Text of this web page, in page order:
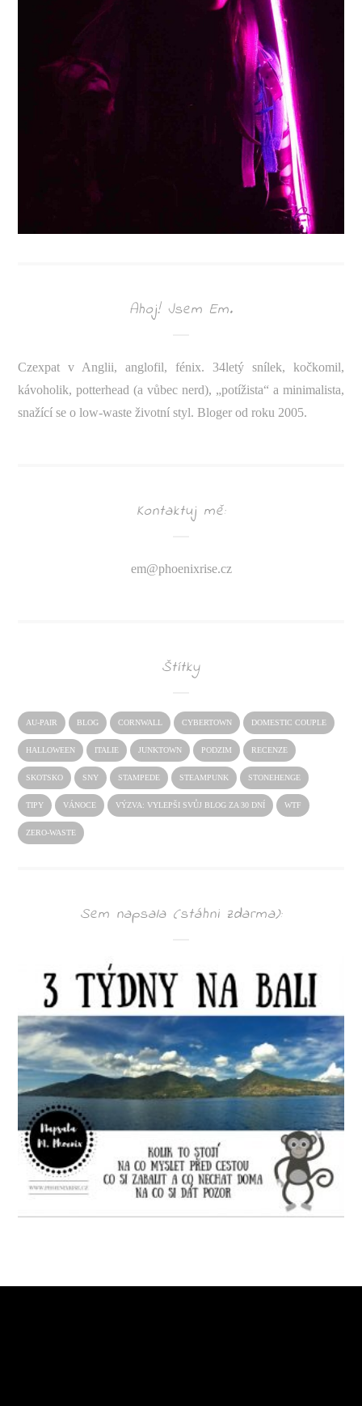
Ahoj! Jsem Em.
Czexpat v Anglii, anglofil, fénix. 34letý snílek, kočkomil,
kávoholik, potterhead (a vůbec nerd), „potížista“ a minimalista,
snažící se o low-waste životní styl. Bloger od roku 2005.
Kontaktuj mě:
em@phoenixrise.cz
Štítky
AU-PAIR BLOG CORNWALL CYBERTOWN DOMESTIC COUPLE
HALLOWEEN ITALIE JUNKTOWN PODZIM RECENZE
SKOTSKO SNY STAMPEDE STEAMPUNK STONEHENGE
TIPY VÁNOCE VÝZVA: VYLEPŠI SVŮJ BLOG ZA 30 DNÍ WTF
ZERO-WASTE
Sem napsala (stáhni zdarma):